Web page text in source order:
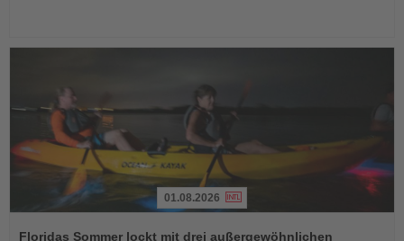
Sie
01.08.2026
Floridas Sommer lockt mit drei außergewöhnlichen